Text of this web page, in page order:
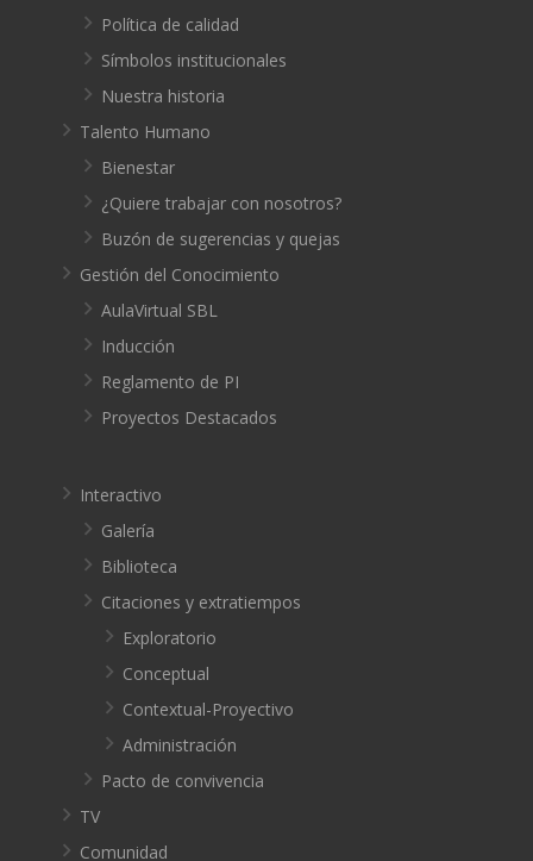
Política de calidad
Símbolos institucionales
Nuestra historia
Talento Humano
Bienestar
¿Quiere trabajar con nosotros?
Buzón de sugerencias y quejas
Gestión del Conocimiento
AulaVirtual SBL
Inducción
Reglamento de PI
Proyectos Destacados
Interactivo
Galería
Biblioteca
Citaciones y extratiempos
Exploratorio
Conceptual
Contextual-Proyectivo
Administración
Pacto de convivencia
TV
Comunidad